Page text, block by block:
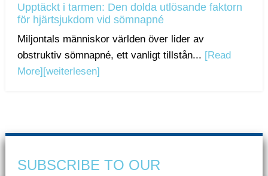
Upptäckt i tarmen: Den dolda utlösande faktorn
för hjärtsjukdom vid sömnapné
Miljontals människor världen över lider av
obstruktiv sömnapné, ett vanligt tillstån... [Read
More][weiterlesen]
SUBSCRIBE TO OUR